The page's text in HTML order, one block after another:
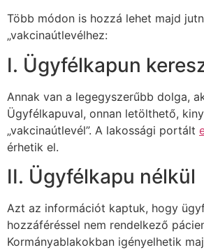
Több módon is hozzá lehet majd
„vakcinaútlevélhez:
I. Ügyfélkapun
Annak van a legegyszerűbb dolga,
Ügyfélkapuval, onnan letölthető,
„vakcinaútlevél”. A lakossági portált
érhetik el.
II. Ügyfélkapu nélkül
Azt az információt kaptuk, hogy
hozzáféréssel nem rendelkező
Kormányablakokban igényelhetik